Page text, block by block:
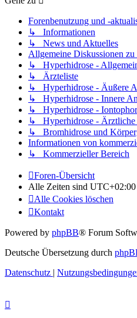
Forenbenutzung und -
↳ Informationen
↳ News und Aktuelles
Allgemeine Diskussionen
↳ Hyperhidrose -
↳ Ärzteliste
↳ Hyperhidrose - Äußere
↳ Hyperhidrose - Innere
↳ Hyperhidrose -
↳ Hyperhidrose - Ärztliche
↳ Bromhidrose und
Informationen von
↳ Kommerzieller Bereich
Foren-Übersicht
Alle Zeiten sind UTC+02:00
Alle Cookies löschen
Kontakt
Powered by phpBB® Forum
Deutsche Übersetzung durch
Datenschutz |